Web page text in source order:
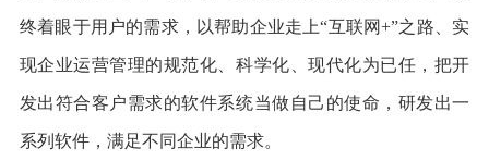
终着眼于用户的需求，以帮助企业走上“互联网+”之路、实
现企业运营管理的规范化、科学化、现代化为已任，把开
发出符合客户需求的软件系统当做自己的使命，研发出一
系列软件，满足不同企业的需求。